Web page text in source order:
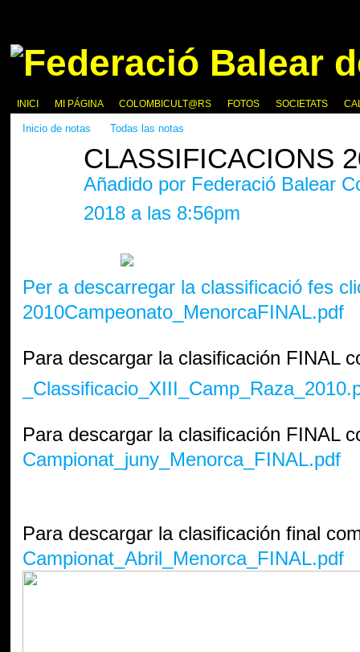
INICI MI PÁGINA COLOMBICULT@RS FOTOS SOCIETATS
Inicio de notas Todas las notas
CLASSIFICACIONS
Añadido por Federació Balear
2018 a las 8:56pm
Per a descarregar la classificació fes
2010Campeonato_MenorcaFINAL.pdf
Para descargar la clasificación FINAL
Para descargar la clasificación FINAL
Campionat_juny_Menorca_FINAL.pdf
Para descargar la clasificación final
Campionat_Abril_Menorca_FINAL.pdf